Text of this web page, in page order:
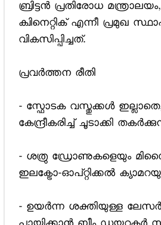
ബ്രിട്ടന്‍ പ്രതിരോധ
ക്വിനെറ്റിക് എന്നീ പ്രമുഖ
വികസിപ്പിച്ചത്.
പ്രവര്‍ത്തന രീതി
- സ്ഫോടക വസ്തുക്കള്‍
കേന്ദ്രീകരിച്ച് ചൂടാക്കി
- ശത്രു ഡ്രോണുകളെയും
ഇലക്ട്രോ-ഓപ്റ്റിക്കല്‍
- ഉയര്‍ന്ന ശക്തിയുള്ള